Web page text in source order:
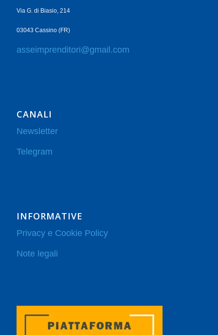
Via G. di Biasio, 214
03043 Cassino (FR)
asseimprenditori@gmail.com
CANALI
Newsletter
Telegram
INFORMATIVE
Privacy e Cookie Policy
Note legali